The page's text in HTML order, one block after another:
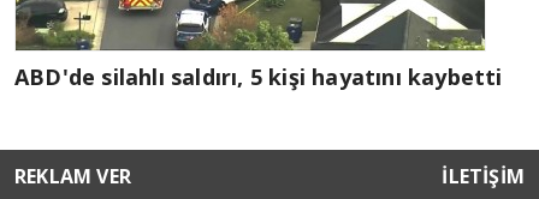
ABD'de silahlı saldırı, 5 kişi hayatını kaybetti
REKLAM VER İLETİŞİM